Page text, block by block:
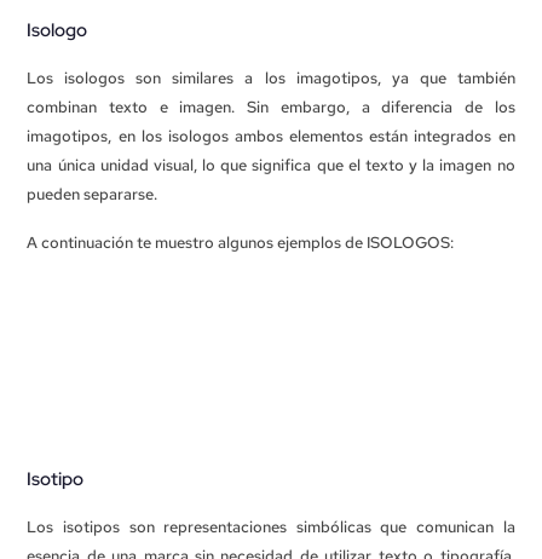
Isologo
Los isologos son similares a los imagotipos, ya que también
combinan texto e imagen. Sin embargo, a diferencia de los
imagotipos, en los isologos ambos elementos están integrados en
una única unidad visual, lo que significa que el texto y la imagen no
pueden separarse.
A continuación te muestro algunos ejemplos de ISOLOGOS:
Isotipo
Los isotipos son representaciones simbólicas que comunican la